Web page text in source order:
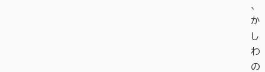
、
か
し
わ
の